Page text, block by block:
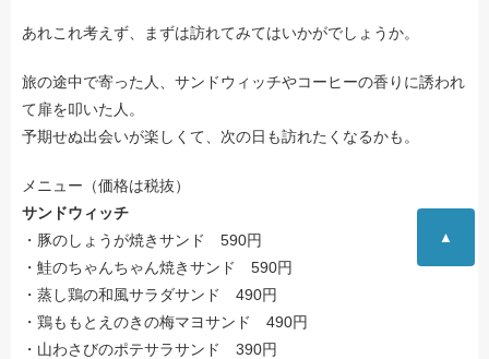
あれこれ考えず、まずは訪れてみてはいかがでしょうか。
旅の途中で寄った人、サンドウィッチやコーヒーの香りに誘われ
て扉を叩いた人。
予期せぬ出会いが楽しくて、次の日も訪れたくなるかも。
メニュー（価格は税抜）
サンドウィッチ
・豚のしょうが焼きサンド 590円
・鮭のちゃんちゃん焼きサンド 590円
・蒸し鶏の和風サラダサンド 490円
・鶏ももとえのきの梅マヨサンド 490円
・山わさびのポテサラサンド 390円
▲